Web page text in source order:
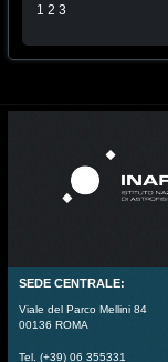
1 2 3
SEDE CENTRALE:
Viale del Parco Mellini 84
00136 ROMA
Tel. (+39) 06 355331